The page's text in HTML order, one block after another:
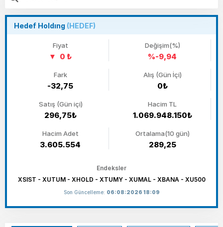
Hedef Holdıng (HEDEF)
Fiyat
0 ₺
Değişim(%)
%-9,94
Fark
-32,75
Alış (Gün İçi)
0₺
Satış (Gün içi)
296,75₺
Hacim TL
1.069.948.150₺
Hacim Adet
3.605.554
Ortalama(10 gün)
289,25
Endeksler
XSIST - XUTUM - XHOLD - XTUMY - XUMAL - XBANA - XU500
Son Güncelleme: 06:08:2026 18:09